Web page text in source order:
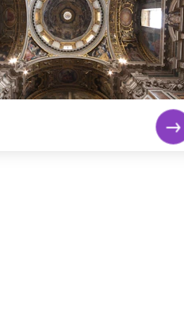
Weiterlesen...